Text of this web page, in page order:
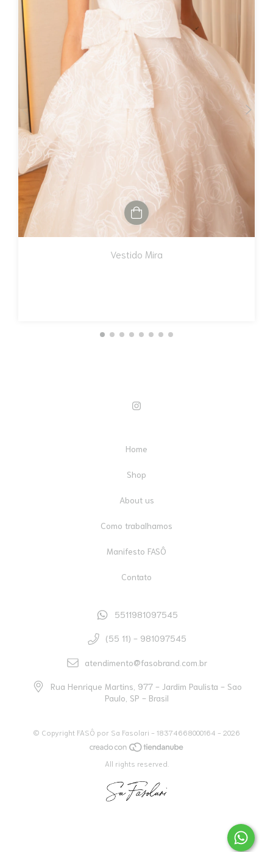
Vestido Mira
Home
Shop
About us
Como trabalhamos
Manifesto FASÔ
Contato
5511981097545
(55 11) - 981097545
atendimento@fasobrand.com.br
Rua Henrique Martins, 977 - Jardim Paulista - Sao
Paulo, SP - Brasil
© Copyright FASÔ por Sa Fasolari - 18374668000164 - 2026
All rights reserved.